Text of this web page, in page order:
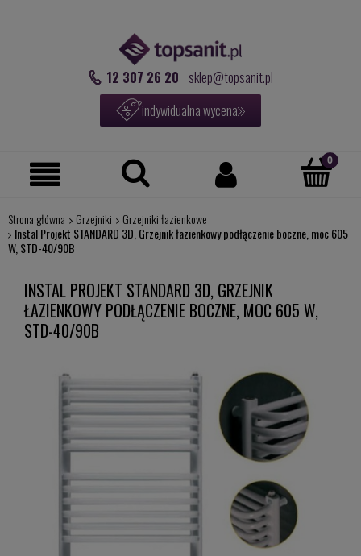
12 307 26 20 sklep@topsanit.pl
indywidualna wycena
Strona główna Grzejniki
Grzejniki łazienkowe
Instal Projekt STANDARD 3D, Grzejnik łazienkowy podłączenie boczne, moc 605
W, STD-40/90B
INSTAL PROJEKT STANDARD 3D, GRZEJNIK
ŁAZIENKOWY PODŁĄCZENIE BOCZNE, MOC 605 W,
STD-40/90B